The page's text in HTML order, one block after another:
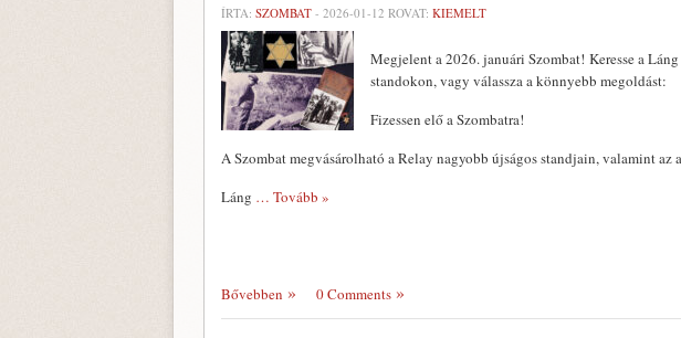
ÍRTA: SZOMBAT - 2026-01-12 ROVAT: KIEMELT
Megjelent a 2026. januári Szombat! Keresse a
standokon, vagy válassza a könnyebb megoldást:
Fizessen elő a Szombatra!
A Szombat megvásárolható a Relay nagyobb újságos standjain, valamint
Láng … Tovább »
Bővebben 0 Comments